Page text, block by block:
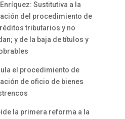
Sustitutiva a la
del procedimiento de
tributarios y no
y de la baja de títulos y
el procedimiento de
de oficio de bienes
la primera reforma a la